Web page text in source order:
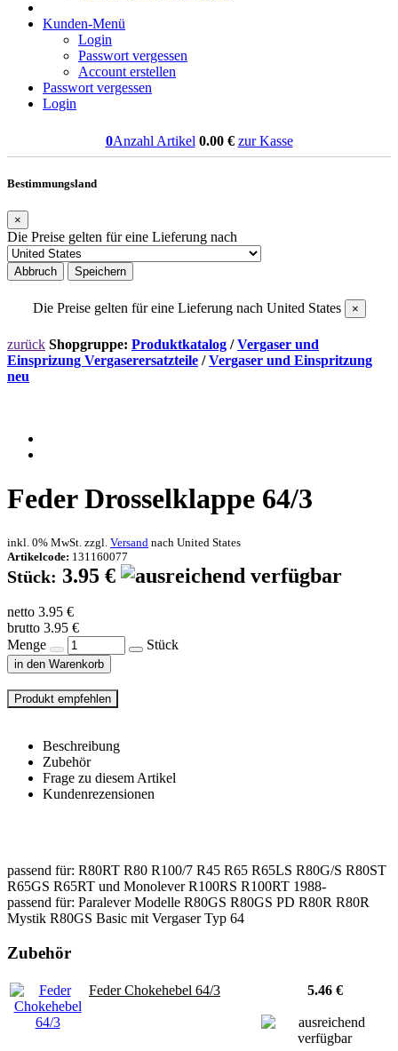
Kunden-Menü
Login
Passwort vergessen
Account erstellen
Passwort vergessen
Login
0Anzahl Artikel 0.00€ zur Kasse
Bestimmungsland
×
Die Preise gelten für eine Lieferung nach
Abbruch Speichern
Die Preise gelten für eine Lieferung nach United States ×
zurück Shopgruppe: Produktkatalog /Vergaser und
Einsprizung Vergaserersatzteile /Vergaser und Einspritzung
neu
Feder Drosselklappe 64/3
inkl. 0% MwSt. zzgl. Versand nach United States
Artikelcode: 131160077
Stück: 3.95 €
netto 3.95 €
brutto 3.95 €
Menge
Stück
in den Warenkorb
Beschreibung
Zubehör
Frage zu diesem Artikel
Kundenrezensionen
passend für: R80RT R80 R100/7 R45 R65 R65LS R80G/S R80ST
R65GS R65RT und Monolever R100RS R100RT 1988-
passend für: Paralever Modelle R80GS R80GS PD R80R R80R
Mystik R80GS Basic mit Vergaser Typ 64
Zubehör
Feder Chokehebel 64/3 5.46 €